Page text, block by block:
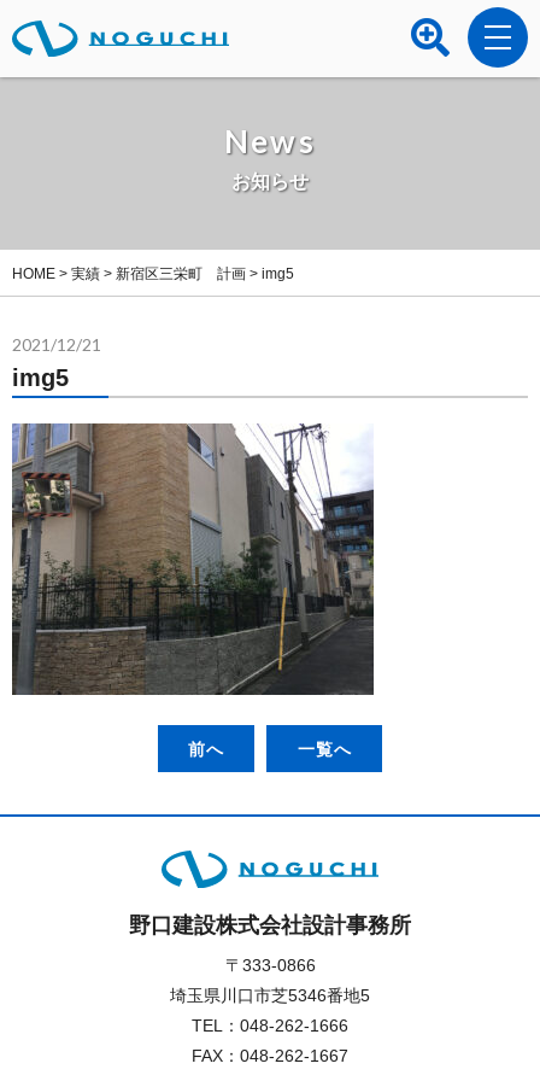
News
お知らせ
HOME > 実績 > 新宿区三栄町 計画 > img5
2021/12/21
img5
前へ 一覧へ
野口建設株式会社設計事務所
〒333-0866
埼玉県川口市芝5346番地5
TEL： 048-262-1666
FAX：048-262-1667